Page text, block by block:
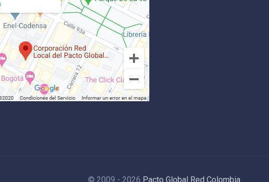
© 2009 - 2026 Pacto Global Red Colombia